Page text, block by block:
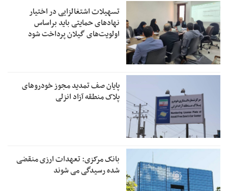
تسهیلات اشتغالزایی در اختیار
نهادهای حمایتی باید براساس
اولویت‌های گیلان پرداخت شود
پایان صف تمدید مجوز خودروهای
پلاک منطقه آزاد انزلی
بانک مرکزی: تعهدات ارزی منقضی
شده رسیدگی می شوند